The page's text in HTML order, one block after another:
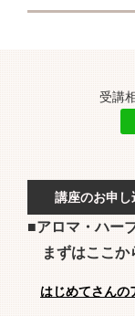
受講
講座のお申し
■アロマ・ハー
まずはここか
はじめてさんの